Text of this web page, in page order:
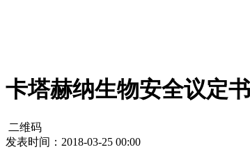
卡塔赫纳生物安全议定
二维码
发表时间：2018-03-25 00:00